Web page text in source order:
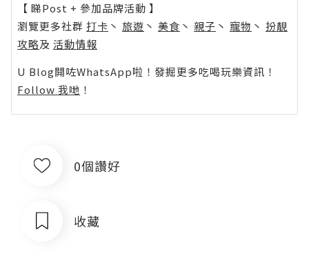
【 睇Post + 參加品牌活動 】
瀏覽更多社群 打卡 丶 旅遊 丶 美食 丶 親子 丶 寵物 丶 扮靚
攻略及 活動情報
U Blog開咗WhatsApp啦！發掘更多吃喝玩樂資訊！
Follow 我哋 ！
0個讚好
收藏